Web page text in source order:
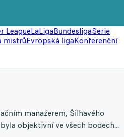
LeagueLaLigaBundesligaSerie
mistrůEvropská ligaKonferenční
manažerem, Šilhavého
objektivní ve všech bodech...